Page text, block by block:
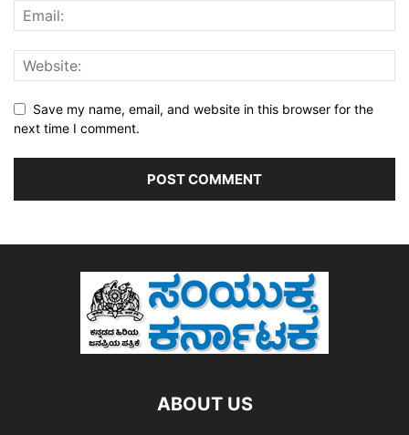
Save my name, email, and website in this browser for the
next time I comment.
ABOUT US